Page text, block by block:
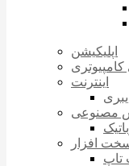
اپلیکیشن
اینترنت
مصنوعی
افزار
تاپ